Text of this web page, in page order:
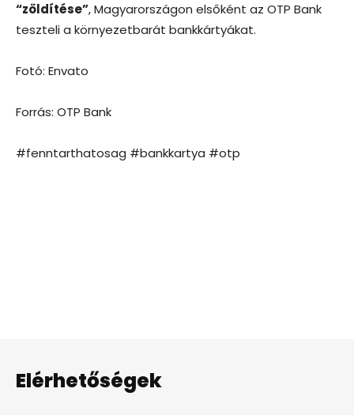
“zöldítése”, Magyarországon elsőként az OTP Bank
teszteli a környezetbarát bankkártyákat.
Fotó: Envato
Forrás: OTP Bank
#fenntarthatosag #bankkartya #otp
Elérhetőségek